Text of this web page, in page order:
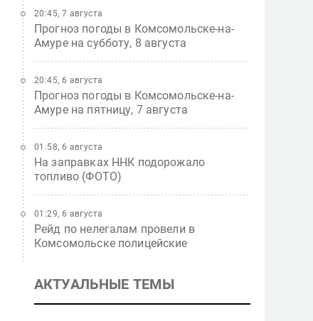
Прогноз погоды в Комсомольске-на-
Амуре на субботу, 8 августа
20:45, 7 августа
Прогноз погоды в Комсомольске-на-
Амуре на пятницу, 7 августа
20:45, 6 августа
На заправках ННК подорожало
топливо (ФОТО)
01:58, 6 августа
Рейд по нелегалам провели в
Комсомольске полицейские
01:29, 6 августа
АКТУАЛЬНЫЕ ТЕМЫ